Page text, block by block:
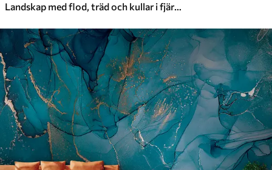
Landskap med flod, träd och kullar i fjärran